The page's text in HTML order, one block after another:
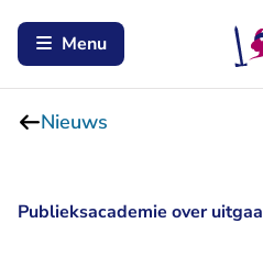
Menu
Nieuws
Publieksacademie over